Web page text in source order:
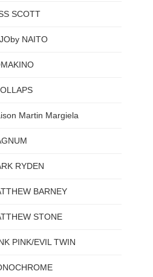
SCOTT
NAITO
Martin Margiela
RYDEN
BARNEY
STONE
PINK/EVIL TWIN